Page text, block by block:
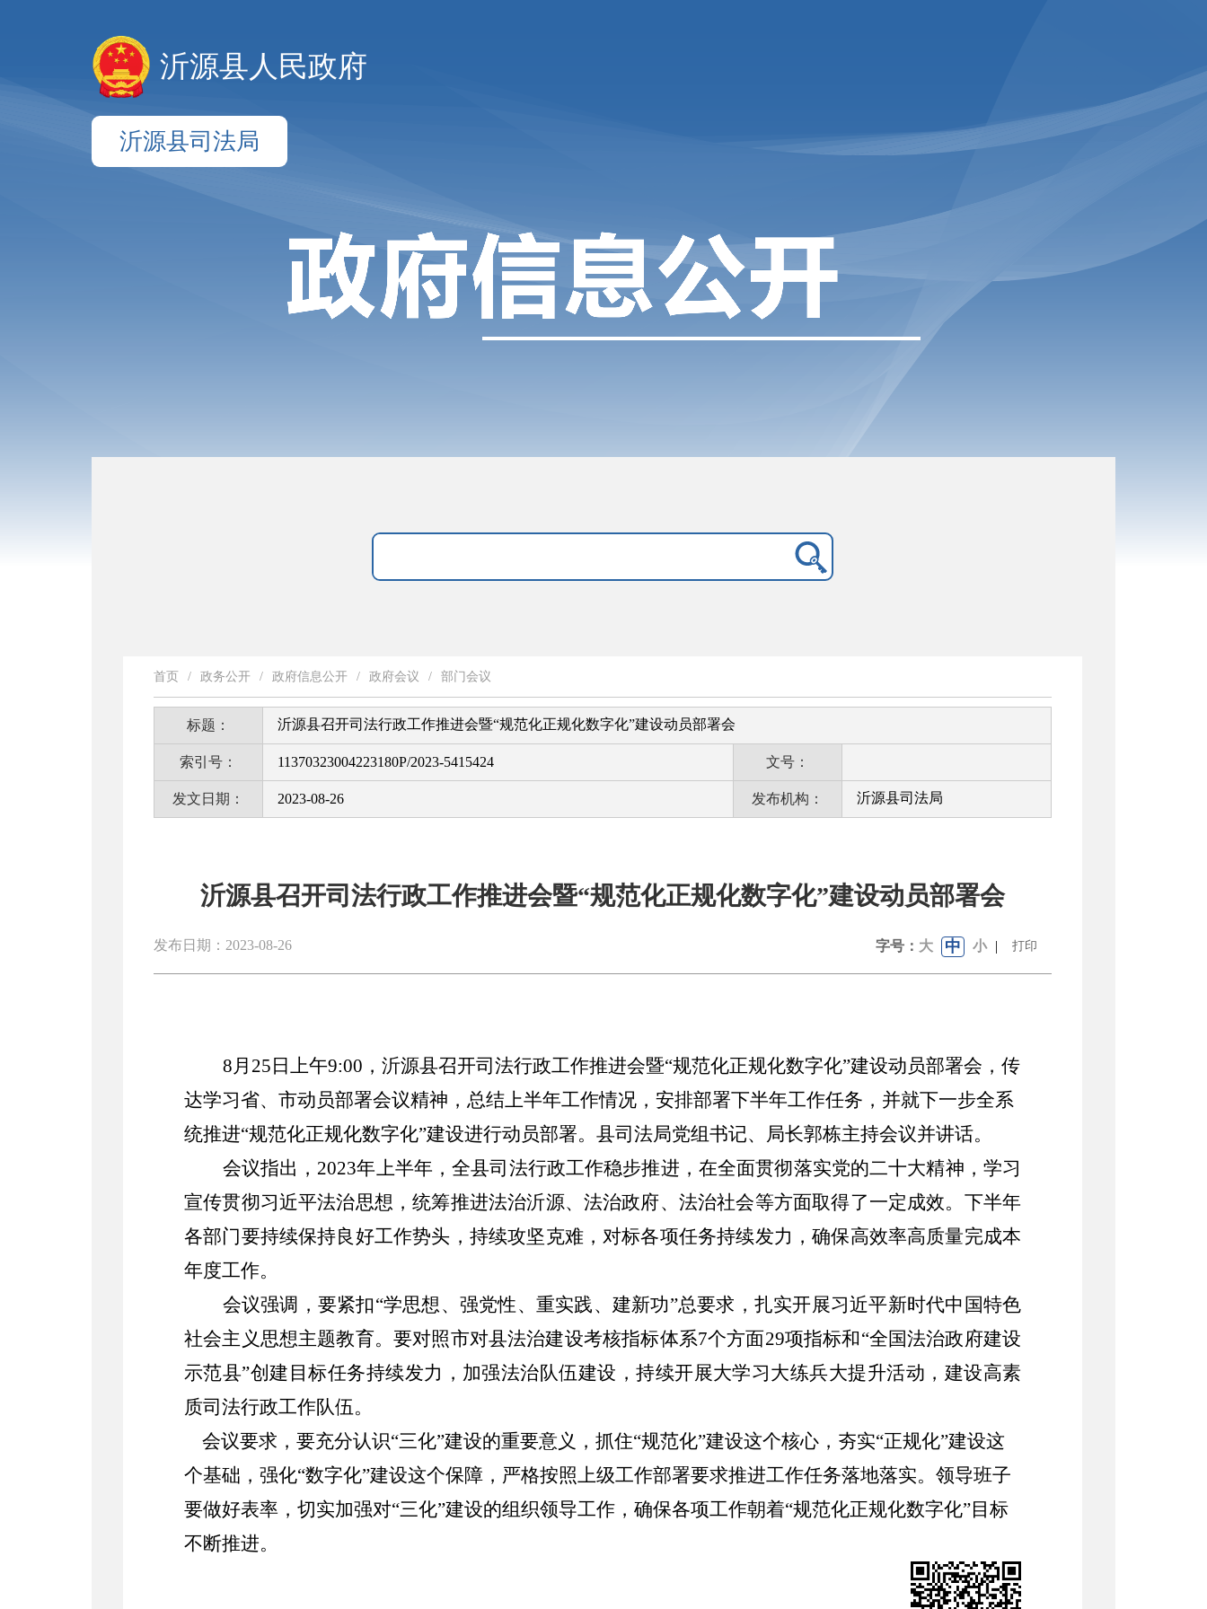
沂源县人民政府
沂源县司法局
首页 / 政务公开 / 政府信息公开 / 政府会议 / 部门会议
标题： 沂源县召开司法行政工作推进会暨“规范化正规化数字化”建设动员部署会
索引号： 11370323004223180P/2023-5415424 文号：
发文日期： 2023-08-26 发布机构： 沂源县司法局
沂源县召开司法行政工作推进会暨“规范化正规化数字化”建设动员部署会
发布日期：2023-08-26 字号： 大 中 小 | 打印
8月25日上午9:00，沂源县召开司法行政工作推进会暨“规范化正规化数字化”建设动员部署会，传
达学习省、市动员部署会议精神，总结上半年工作情况，安排部署下半年工作任务，并就下一步全系
统推进“规范化正规化数字化”建设进行动员部署。县司法局党组书记、局长郭栋主持会议并讲话。
会议指出， 2023年上半年，全县司法行政工作稳步推进，在全面贯彻落实党的二十大精神，学习
宣传贯彻习近平法治思想，统筹推进法治沂源、法治政府、法治社会等方面取得了一定成效。下半年
各部门要持续保持良好工作势头，持续攻坚克难，对标各项任务持续发力，确保高效率高质量完成本
年度工作。
会议强调，要紧扣“学思想、强党性、重实践、建新功”总要求，扎实开展习近平新时代中国特色
社会主义思想主题教育。要对照市对县法治建设考核指标体系7个方面29项指标和“全国法治政府建设
示范县”创建目标任务持续发力，加强法治队伍建设，持续开展大学习大练兵大提升活动，建设高素
质司法行政工作队伍。
会议要求，要充分认识“三化”建设的重要意义，抓住“规范化”建设这个核心，夯实“正规化”建设这
个基础，强化“数字化”建设这个保障，严格按照上级工作部署要求推进工作任务落地落实。领导班子
要做好表率，切实加强对“三化”建设的组织领导工作，确保各项工作朝着“规范化正规化数字化”目标
不断推进。